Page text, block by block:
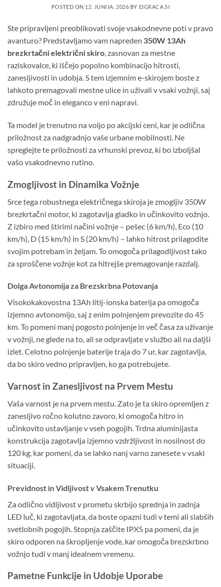
POSTED ON 12. JUNIJA, 2026 BY EIGRACA.SI
Ste pripravljeni preoblikovati svoje vsakodnevne poti v pravo
avanturo? Predstavljamo vam napreden 350W 13Ah
brezkrtačni električni skiro, zasnovan za mestne
raziskovalce, ki iščejo popolno kombinacijo hitrosti,
zanesljivosti in udobja. S tem izjemnim e-skirojem boste z
lahkoto premagovali mestne ulice in uživali v vsaki vožnji, saj
združuje moč in eleganco v eni napravi.
Ta model je trenutno na voljo po akcijski ceni, kar je odlična
priložnost za nadgradnjo vaše urbane mobilnosti. Ne
spreglejte te priložnosti za vrhunski prevoz, ki bo izboljšal
vašo vsakodnevno rutino.
Zmogljivost in Dinamika Vožnje
Srce tega robustnega električnega skiroja je zmogljiv 350W
brezkrtačni motor, ki zagotavlja gladko in učinkovito vožnjo.
Z izbiro med štirimi načini vožnje – pešec (6 km/h), Eco (10
km/h), D (15 km/h) in S (20 km/h) – lahko hitrost prilagodite
svojim potrebam in željam. To omogoča prilagodljivost tako
za sproščene vožnje kot za hitrejše premagovanje razdalj.
Dolga Avtonomija za Brezskrbna Potovanja
Visokokakovostna 13Ah litij-ionska baterija pa omogoča
izjemno avtonomijo, saj z enim polnjenjem prevozite do 45
km. To pomeni manj pogosto polnjenje in več časa za uživanje
v vožnji, ne glede na to, ali se odpravljate v službo ali na daljši
izlet. Celotno polnjenje baterije traja do 7 ur, kar zagotavlja,
da bo skiro vedno pripravljen, ko ga potrebujete.
Varnost in Zanesljivost na Prvem Mestu
Vaša varnost je na prvem mestu. Zato je ta skiro opremljen z
zanesljivo ročno kolutno zavoro, ki omogoča hitro in
učinkovito ustavljanje v vseh pogojih. Trdna aluminijasta
konstrukcija zagotavlja izjemno vzdržljivost in nosilnost do
120 kg, kar pomeni, da se lahko nanj varno zanesete v vsaki
situaciji.
Previdnost in Vidljivost v Vsakem Trenutku
Za odlično vidljivost v prometu skrbijo sprednja in zadnja
LED luč, ki zagotavljata, da boste opazni tudi v temi ali slabših
svetlobnih pogojih. Stopnja zaščite IPX5 pa pomeni, da je
skiro odporen na škropljenje vode, kar omogoča brezskrbno
vožnjo tudi v manj idealnem vremenu.
Pametne Funkcije in Udobje Uporabe